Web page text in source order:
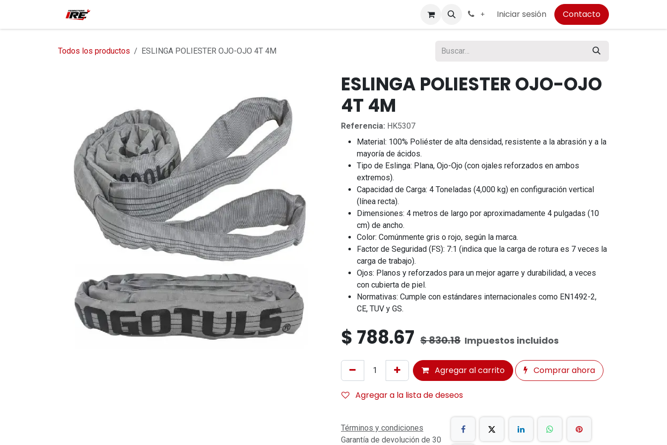
+ Iniciar sesión Contacto
Todos los productos ESLINGA POLIESTER OJO-OJO 4T 4M
ESLINGA POLIESTER OJO-OJO
4T 4M
Referencia: HK5307
Material: 100% Poliéster de alta densidad, resistente a la abrasión y a la
mayoría de ácidos.
Tipo de Eslinga: Plana, Ojo-Ojo (con ojales reforzados en ambos
extremos).
Capacidad de Carga: 4 Toneladas (4,000 kg) en configuración vertical
(línea recta).
Dimensiones: 4 metros de largo por aproximadamente 4 pulgadas (10
cm) de ancho.
Color: Comúnmente gris o rojo, según la marca.
Factor de Seguridad (FS): 7:1 (indica que la carga de rotura es 7 veces la
carga de trabajo).
Ojos: Planos y reforzados para un mejor agarre y durabilidad, a veces
con cubierta de piel.
Normativas: Cumple con estándares internacionales como EN1492-2,
CE, TUV y GS.
$ 788.67 $830.18 Impuestos incluidos
Agregar al carrito Comprar ahora
Agregar a la lista de deseos
Términos y condiciones
Garantía de devolución de 30